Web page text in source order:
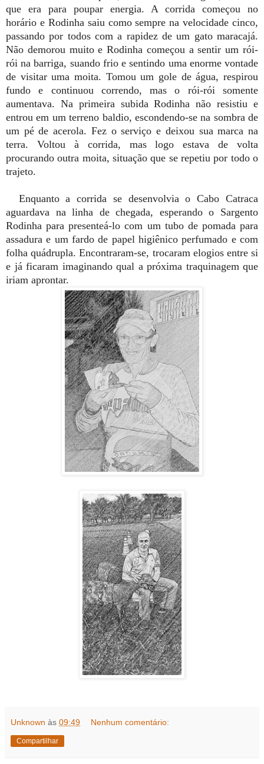
que era para poupar energia. A corrida começou no
horário e Rodinha saiu como sempre na velocidade cinco,
passando por todos com a rapidez de um gato maracajá.
Não demorou muito e Rodinha começou a sentir um rói-
rói na barriga, suando frio e sentindo uma enorme vontade
de visitar uma moita. Tomou um gole de água, respirou
fundo e continuou correndo, mas o rói-rói somente
aumentava. Na primeira subida Rodinha não resistiu e
entrou em um terreno baldio, escondendo-se na sombra de
um pé de acerola. Fez o serviço e deixou sua marca na
terra. Voltou à corrida, mas logo estava de volta
procurando outra moita, situação que se repetiu por todo o
trajeto.
Enquanto a corrida se desenvolvia o Cabo Catraca
aguardava na linha de chegada, esperando o Sargento
Rodinha para presenteá-lo com um tubo de pomada para
assadura e um fardo de papel higiênico perfumado e com
folha quádrupla. Encontraram-se, trocaram elogios entre si
e já ficaram imaginando qual a próxima traquinagem que
iriam aprontar.
Unknown às 09:49 Nenhum comentário:
Compartilhar